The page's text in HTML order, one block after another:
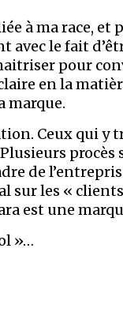
à ma race, et
le fait
pour
en la
marque.
Ceux qui y
procès
de
sur les «
est une
»…